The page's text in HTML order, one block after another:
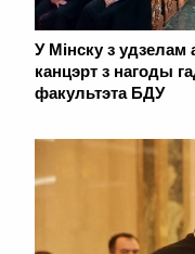
У Мінску з удзелам
канцэрт з нагоды
факультэта БДУ